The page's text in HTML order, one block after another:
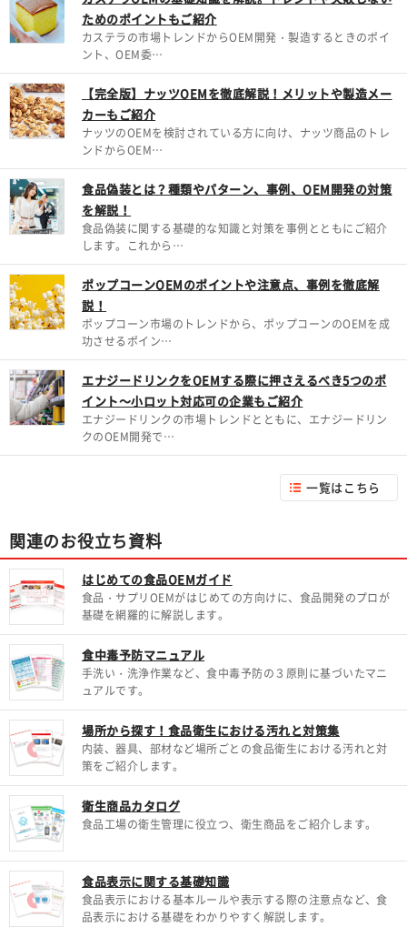
ためのポイントもご紹介
カステラの市場トレンドからOEM開発・製造するときのポイ
ント、OEM委…
【完全版】ナッツOEMを徹底解説！メリットや製造メー
カーもご紹介
ナッツのOEMを検討されている方に向け、ナッツ商品のトレ
ンドからOEM…
食品偽装とは？種類やパターン、事例、OEM開発の対策
を解説！
食品偽装に関する基礎的な知識と対策を事例とともにご紹介
します。これから…
ポップコーンOEMのポイントや注意点、事例を徹底解
説！
ポップコーン市場のトレンドから、ポップコーンのOEMを成
功させるポイン…
エナジードリンクをOEMする際に押さえるべき5つのポ
イント～小ロット対応可の企業もご紹介
エナジードリンクの市場トレンドとともに、エナジードリン
クのOEM開発で…
一覧はこちら
関連のお役立ち資料
はじめての食品OEMガイド
食品・サプリOEMがはじめての方向けに、食品開発のプロが
基礎を網羅的に解説します。
食中毒予防マニュアル
手洗い・洗浄作業など、食中毒予防の３原則に基づいたマニ
ュアルです。
場所から探す！食品衛生における汚れと対策集
内装、器具、部材など場所ごとの食品衛生における汚れと対
策をご紹介します。
衛生商品カタログ
食品工場の衛生管理に役立つ、衛生商品をご紹介します。
食品表示に関する基礎知識
食品表示における基本ルールや表示する際の注意点など、食
品表示における基礎をわかりやすく解説します。